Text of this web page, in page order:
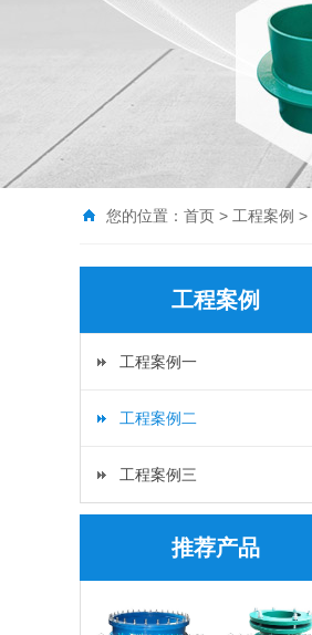
您的位置： 首页 > 工程案例 >
工程案例
工程案例一
工程案例二
工程案例三
推荐产品